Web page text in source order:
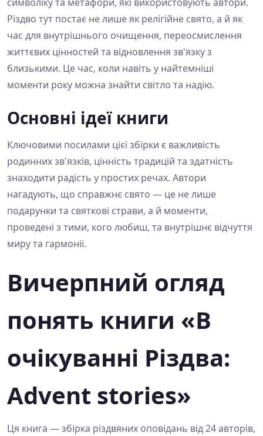
Різдво тут постає не лише як релігійне свято, а й як
час для внутрішнього очищення, переосмислення
життєвих цінностей та відновлення зв'язку з
близькими. Це час, коли навіть у найтемніші
моменти року можна знайти світло та надію.
Основні ідеї книги
Ключовими посилами цієї збірки є важливість
родинних зв'язків, цінність традицій та здатність
знаходити радість у простих речах. Автори
нагадують, що справжнє свято — це не лише
подарунки та святкові страви, а й моменти,
проведені з тими, кого любиш, та внутрішнє відчуття
миру та гармонії.
Вичерпний огляд
понять книги «В
очікуванні Різдва:
Advent stories»
Ця книга — збірка різдвяних оповідань від 24 авторів,